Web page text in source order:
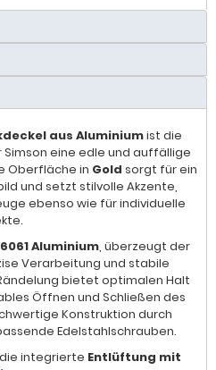
aus Aluminiumist die
eine edle und auffällige
Oberfläche in Gold sorgt für ein
und setzt stilvolle Akzente,
ebenso wie für individuelle
Aluminium, überzeugt der
Verarbeitung und stabile
bietet optimalen Halt
Öffnen und Schließen des
Konstruktion durch
Edelstahlschrauben.
integrierte Entlüftung mit